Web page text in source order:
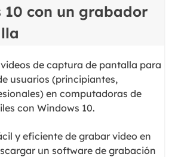
10 con un grabador
de captura de pantalla para
usuarios (principiantes,
en computadoras de
con Windows 10.
y eficiente de grabar video en
un software de grabación